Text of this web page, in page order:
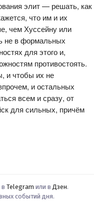
элит — решать, как
что им и их
чем Хуссейну или
не в формальных
для этого и,
противостоять.
и чтобы их не
и остальных
всем и сразу, от
для сильных, причём
Telegram или в Дзен.
событий дня.